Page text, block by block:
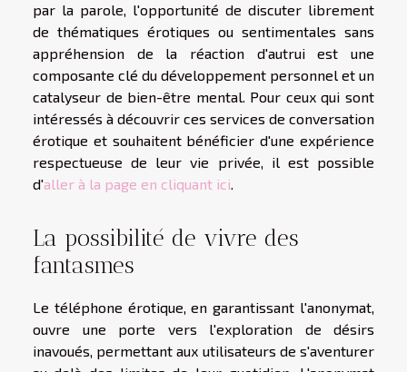
par la parole, l'opportunité de discuter librement
de thématiques érotiques ou sentimentales sans
appréhension de la réaction d'autrui est une
composante clé du développement personnel et un
catalyseur de bien-être mental. Pour ceux qui sont
intéressés à découvrir ces services de conversation
érotique et souhaitent bénéficier d'une expérience
respectueuse de leur vie privée, il est possible
d'aller à la page en cliquant ici.
La possibilité de vivre des
fantasmes
Le téléphone érotique, en garantissant l'anonymat,
ouvre une porte vers l'exploration de désirs
inavoués, permettant aux utilisateurs de s'aventurer